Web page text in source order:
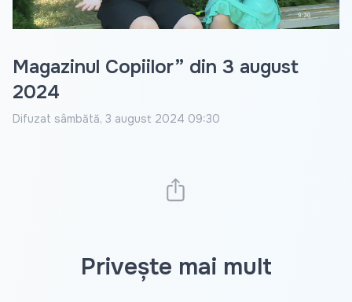
Magazinul Copiilor” din 3 august
2024
Difuzat sâmbătă, 3 august 2024 09:30
Privește mai mult